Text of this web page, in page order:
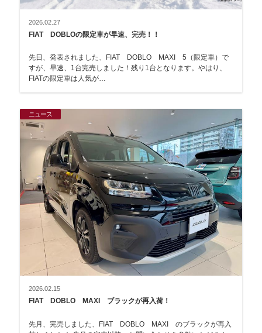
2026.02.27
FIAT DOBLOの限定車が早速、完売！！
先日、発表されました、FIAT DOBLO MAXI 5（限定車）で
すが、早速、1台完売しました！残り1台となります。やはり、
FIATの限定車は人気が…
ニュース
2026.02.15
FIAT DOBLO MAXI ブラックが再入荷！
先月、完売しました、FIAT DOBLO MAXI のブラックが再入